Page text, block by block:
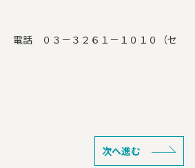
電話 ０３－３２６１－１０１０（セ
次へ進む